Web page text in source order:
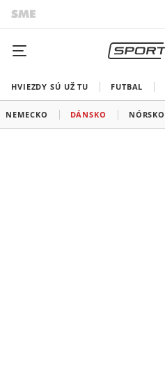
HVIEZDY SÚ UŽ TU FUTBAL
NEMECKO DÁNSKO NÓRSKO